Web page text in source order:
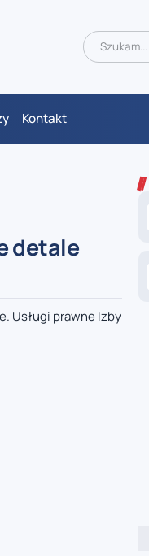
Kontakt
detale
Usługi prawne Izby